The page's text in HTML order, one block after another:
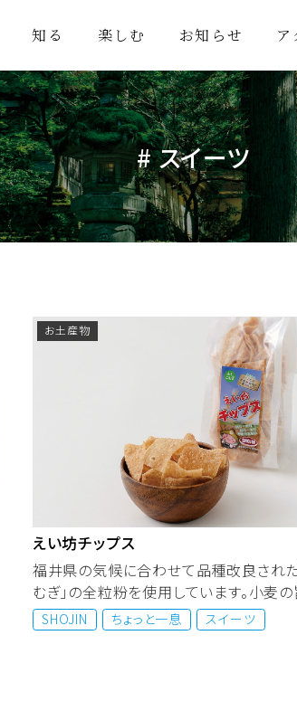
知る
観光・体験スポット
楽しむ
イベント
ZENTABIグルメ
お土産物
宿泊・温泉
お知らせ ア
# スイーツ
お土産物
えい坊チップス
福井県の気候に合わせて品種改良された
むぎ」の全粒粉を使用しています。小麦
のままに素揚げし、軽く塩味...
SHOJIN ちょっと一息 スイーツ